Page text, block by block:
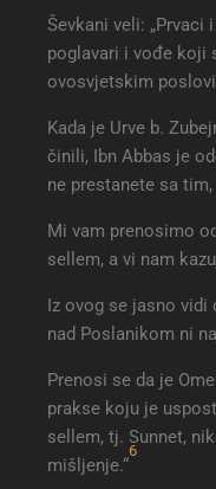
Ševkani veli:
poglavari i vođe koji
ovosvjetskim
Kada je Urve b.
činili, Ibn Abbas je
ne prestanete sa
Mi vam prenosimo
sellem, a vi nam
Iz ovog se jasno vidi
nad Poslanikom ni
Prenosi se da je
prakse koju je
sellem, tj. Sunnet,
mišljenje.“
6